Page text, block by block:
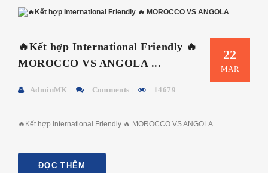
22
MAR
🔥Kết hợp International Friendly 🔥
MOROCCO VS ANGOLA ...
AdminMK Comments 14679
🔥Kết hợp International Friendly 🔥 MOROCCO VS ANGOLA ...
ĐỌC THÊM